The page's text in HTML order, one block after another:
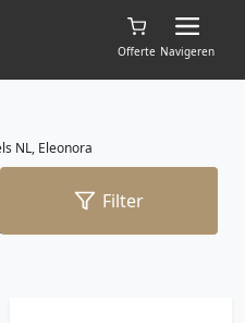
Offerte Navigeren
NL, Eleonora
& MATCH,
Filter